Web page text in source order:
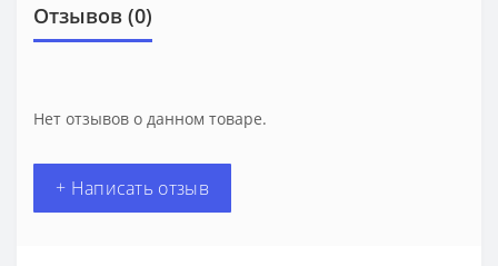
Отзывов (0)
Нет отзывов о данном товаре.
+ Написать отзыв